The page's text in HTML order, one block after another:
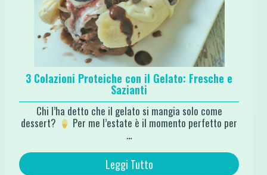
3 Colazioni Proteiche con il Gelato: Fresche e
Sazianti
Chi l’ha detto che il gelato si mangia solo come
dessert?
Per me l’estate è il momento perfetto per
…
Leggi Tutto